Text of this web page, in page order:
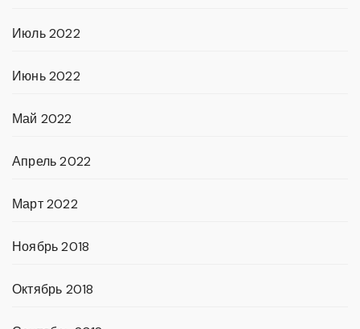
Июль 2022
Июнь 2022
Май 2022
Апрель 2022
Март 2022
Ноябрь 2018
Октябрь 2018